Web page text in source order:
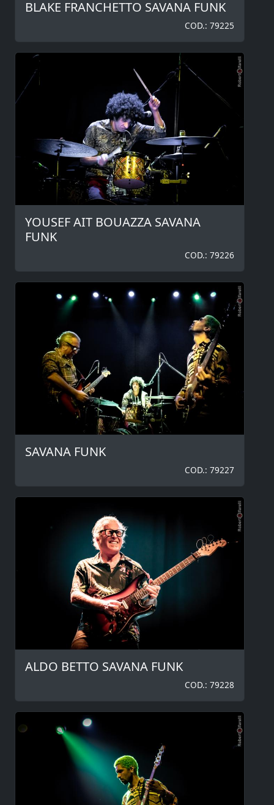
BLAKE FRANCHETTO SAVANA FUNK
COD.: 79225
YOUSEF AIT BOUAZZA SAVANA
FUNK
COD.: 79226
SAVANA FUNK
COD.: 79227
ALDO BETTO SAVANA FUNK
COD.: 79228